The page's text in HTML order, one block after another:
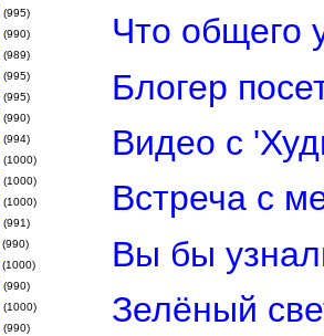
(995)
(990)
(989)
(995)
(995)
(990)
(994)
(1000)
(1000)
(1000)
(991)
(990)
(1000)
(990)
(1000)
(990)
Что общего
Блогер
Видео с
Встреча с
Вы бы
Зелёный